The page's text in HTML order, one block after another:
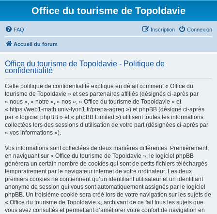
Office du tourisme de Topoldavie
FAQ Connexion
Inscription
Accueil du forum
Office du tourisme de Topoldavie - Politique de
confidentialité
Cette politique de confidentialité explique en détail comment « Office du
tourisme de Topoldavie » et ses partenaires affiliés (désignés ci-après par
« nous », « notre », « nos », « Office du tourisme de Topoldavie » et
« https://web1-math.univ-lyon1.fr/prepa-agreg ») et phpBB (désigné ci-après
par « logiciel phpBB » et « phpBB Limited ») utilisent toutes les informations
collectées lors des sessions d’utilisation de votre part (désignées ci-après par
« vos informations »).
Vos informations sont collectées de deux manières différentes. Premièrement,
en naviguant sur « Office du tourisme de Topoldavie », le logiciel phpBB
génèrera un certain nombre de cookies qui sont de petits fichiers téléchargés
temporairement par le navigateur internet de votre ordinateur. Les deux
premiers cookies ne contiennent qu’un identifiant utilisateur et un identifiant
anonyme de session qui vous sont automatiquement assignés par le logiciel
phpBB. Un troisième cookie sera créé lors de votre navigation sur les sujets de
« Office du tourisme de Topoldavie », archivant de ce fait tous les sujets que
vous avez consultés et permettant d’améliorer votre confort de navigation en